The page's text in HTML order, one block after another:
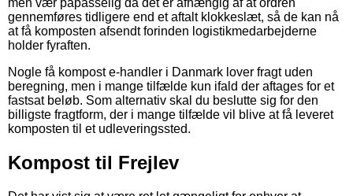
gennemføres tidligere end et aftalt klokkeslæt, så de kan nå
at få komposten afsendt forinden logistikmedarbejderne
holder fyraften.
Nogle få kompost e-handler i Danmark lover fragt uden
beregning, men i mange tilfælde kun ifald der aftages for et
fastsat beløb. Som alternativ skal du beslutte sig for den
billigste fragtform, der i mange tilfælde vil blive at få leveret
komposten til et udleveringssted.
Kompost til Frejlev